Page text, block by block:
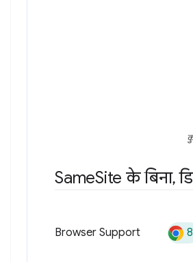
SameSite के बिना,
Browser Support